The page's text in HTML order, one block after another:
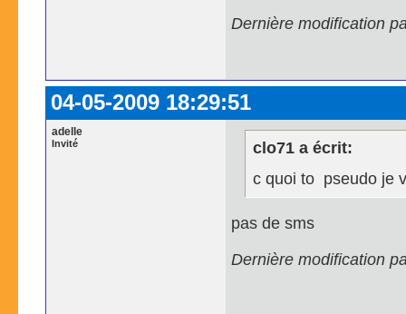
Dernière modification
04-05-2009 18:29:51
adelle
Invité
clo71 a écrit:
c quoi to pseudo je
pas de sms
Dernière modification